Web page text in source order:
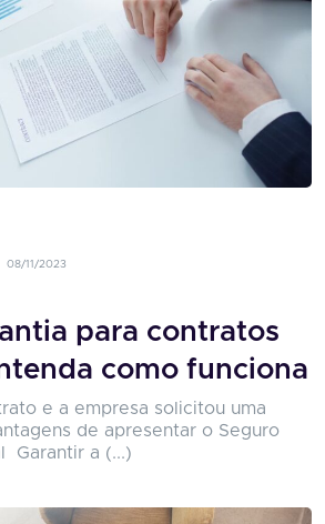
08/11/2023
para contratos
como funciona
e a empresa solicitou uma
de apresentar o Seguro
Garantir a (...)